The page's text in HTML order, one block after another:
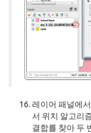
레이어 패널에
서 위치 알고리
결합를 찾아 두